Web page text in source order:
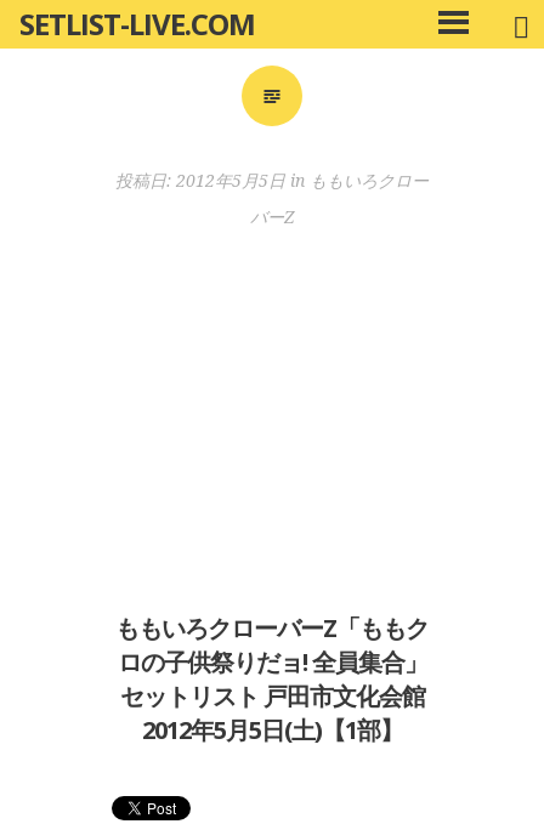
ン
SETLIST-LIVE.COM
メ
イ
投稿日: 2012年5月5日 in ももいろクロー
バーZ
ももいろクローバーZ「ももク
ロの子供祭りだョ! 全員集合」
セットリスト 戸田市文化会館
2012年5月5日(土)【1部】